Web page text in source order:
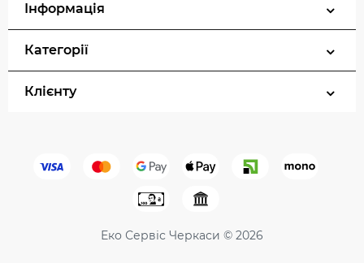
Інформація
Категорії
Клієнту
Еко Сервіс Черкаси © 2026